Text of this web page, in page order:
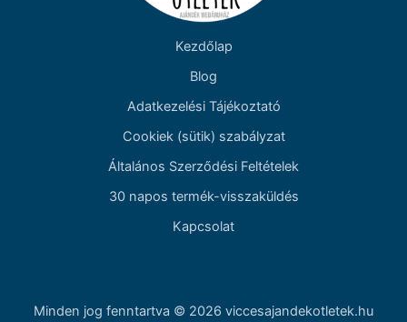
Kezdőlap
Blog
Adatkezelési Tájékoztató
Cookiek (sütik) szabályzat
Általános Szerződési Feltételek
30 napos termék-visszaküldés
Kapcsolat
Minden jog fenntartva © 2026 viccesajandekotletek.hu